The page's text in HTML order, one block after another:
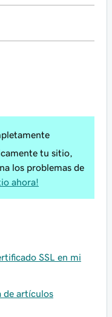
tu sitio,
los problemas de
ahora!
SSL en mi
de artículos